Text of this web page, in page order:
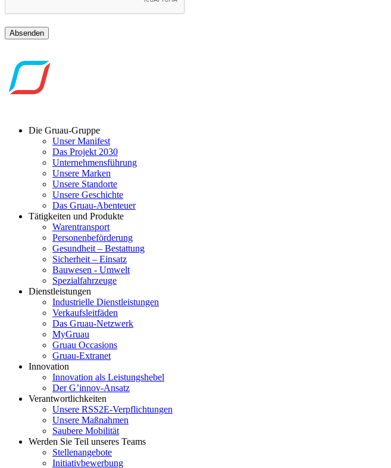
Absenden
Die Gruau-Gruppe
Unser Manifest
Das Projekt 2030
Unternehmensführung
Unsere Marken
Unsere Standorte
Unsere Geschichte
Das Gruau-Abenteuer
Tätigkeiten und Produkte
Warentransport
Personenbeförderung
Gesundheit – Bestattung
Sicherheit – Einsatz
Bauwesen - Umwelt
Spezialfahrzeuge
Dienstleistungen
Industrielle Dienstleistungen
Verkaufsleitfäden
Das Gruau-Netzwerk
MyGruau
Gruau Occasions
Gruau-Extranet
Innovation
Innovation als Leistungshebel
Der G’innov-Ansatz
Verantwortlichkeiten
Unsere RSS2E-Verpflichtungen
Unsere Maßnahmen
Saubere Mobilität
Werden Sie Teil unseres Teams
Stellenangebote
Initiativbewerbung